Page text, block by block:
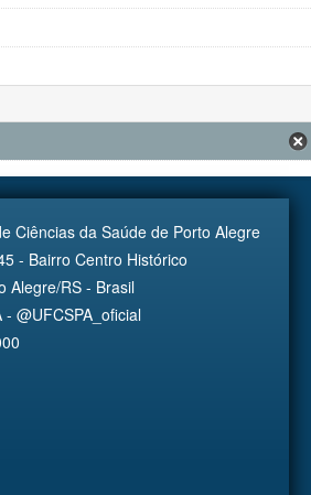
Ciências da Saúde de Porto Alegre
- Bairro Centro Histórico
Alegre/RS - Brasil
@UFCSPA_oficial